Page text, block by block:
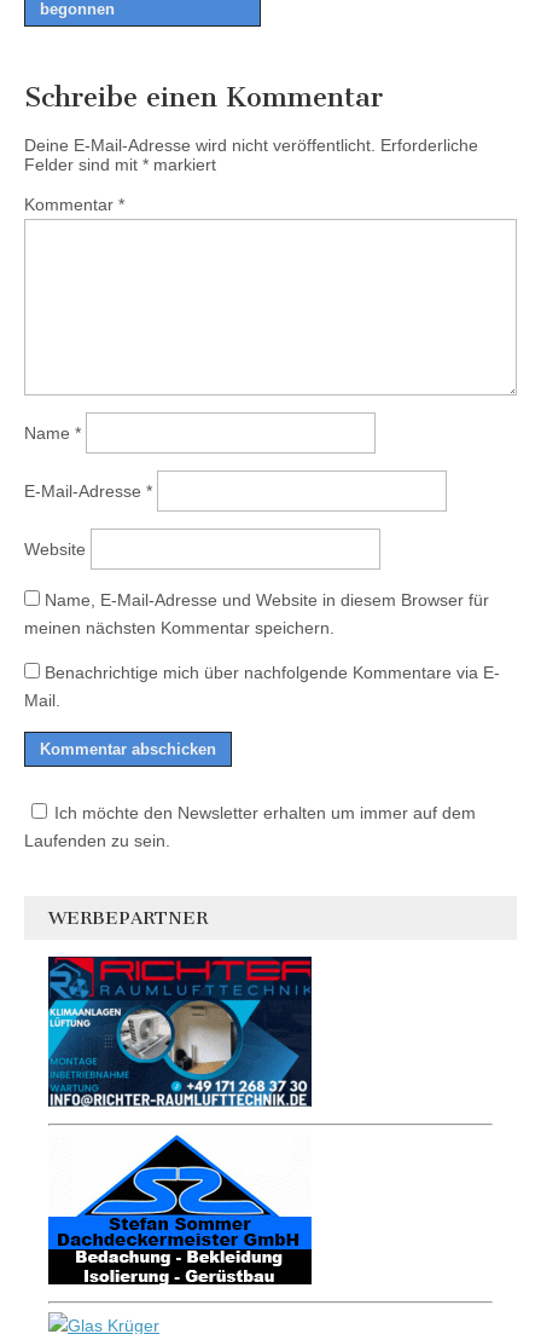
begonnen
Schreibe einen Kommentar
Deine E-Mail-Adresse wird nicht veröffentlicht. Erforderliche
Felder sind mit * markiert
Kommentar *
Name *
E-Mail-Adresse *
Website
Name, E-Mail-Adresse und Website in diesem Browser für
meinen nächsten Kommentar speichern.
Benachrichtige mich über nachfolgende Kommentare via E-
Mail.
Ich möchte den Newsletter erhalten um immer auf dem
Laufenden zu sein.
WERBEPARTNER